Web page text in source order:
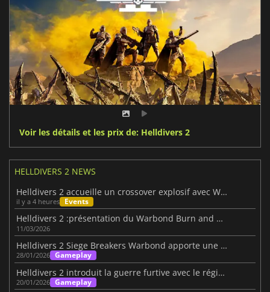
Voir les détails et les prix de: Helldivers 2
HELLDIVERS 2 NEWS
Helldivers 2 accueille un crossover explosif avec Warhammer 40K
il y a 4 heures Events
Helldivers 2 :présentation du Warbond Burn and Bury
11/03/2026
Helldivers 2 Siege Breakers Warbond apporte une puissance de feu brutale
28/01/2026 Gameplay
Helldivers 2 introduit la guerre furtive avec le régiment Redacted
20/01/2026 Gameplay